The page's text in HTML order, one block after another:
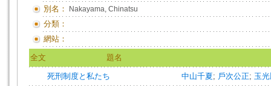
別名： Nakayama, Chinatsu
分類：
網站：
全文 題名
死刑制度と私たち 中山千夏; 戶次公正; 玉